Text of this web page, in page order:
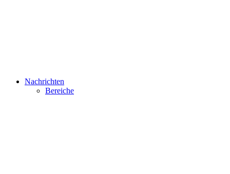
Nachrichten
Bereiche